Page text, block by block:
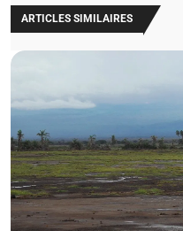
ARTICLES SIMILAIRES